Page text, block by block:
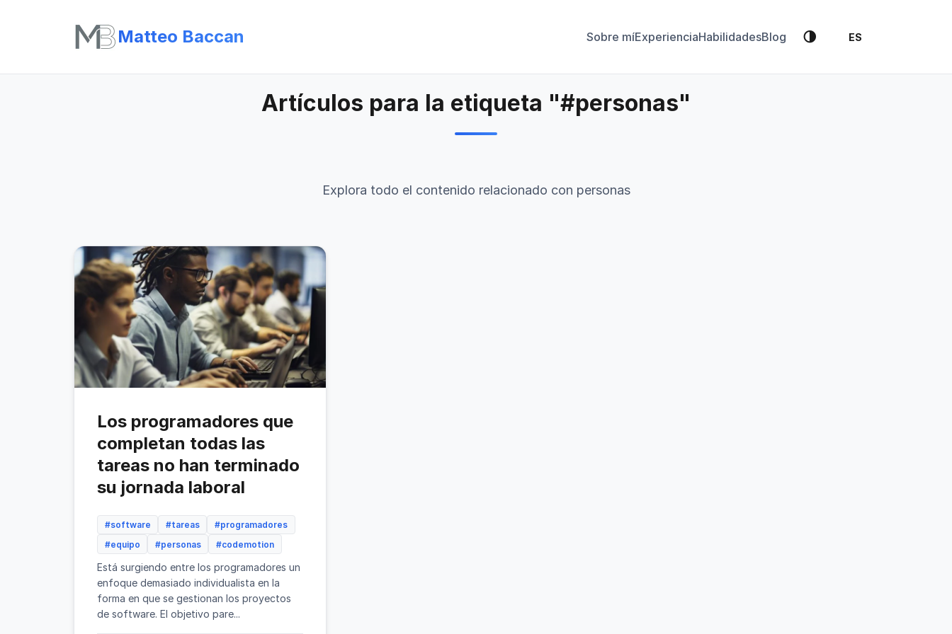
Matteo Baccan Sobre míExperienciaHabilidadesBlog 🌗 ES
Artículos para la etiqueta "#personas"
Explora todo el contenido relacionado con personas
Los programadores que
completan todas las
tareas no han terminado
su jornada laboral
#software #tareas
#programadores
#equipo
#personas #codemotion
Está surgiendo entre los programadores un
enfoque demasiado individualista en la
forma en que se gestionan los proyectos
de software. El objetivo pare...